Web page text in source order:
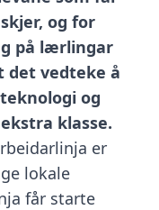
og for
på lærlingar
det vedteke å
og
klasse.
er
lokale
får starte